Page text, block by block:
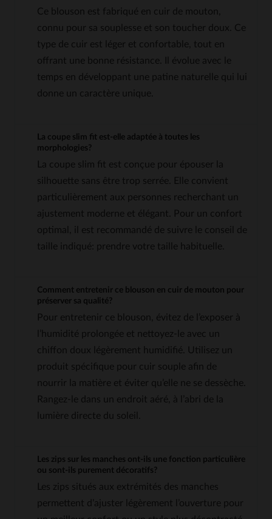
Ce blouson est fabriqué en cuir de mouton,
connu pour sa souplesse et son toucher doux. Ce
type de cuir est léger et confortable, tout en
offrant une bonne résistance. Il évolue avec le
temps en développant une patine naturelle qui lui
donne un caractère unique.
La coupe slim fit est-elle adaptée à toutes les
morphologies?
La coupe slim fit est conçue pour épouser la
silhouette sans être trop serrée. Elle convient
particulièrement aux personnes recherchant un
ajustement moderne et élégant. Pour un confort
optimal, il est recommandé de suivre le conseil de
taille indiqué: prendre votre taille habituelle.
Comment entretenir ce blouson en cuir de mouton pour
préserver sa qualité?
Pour entretenir ce blouson, évitez de l’exposer à
l’humidité prolongée et nettoyez-le avec un
chiffon doux légèrement humidifié. Utilisez un
produit spécifique pour cuir souple afin de
nourrir la matière et éviter qu’elle ne se dessèche.
Rangez-le dans un endroit aéré, à l’abri de la
lumière directe du soleil.
Les zips sur les manches ont-ils une fonction particulière
ou sont-ils purement décoratifs?
Les zips situés aux extrémités des manches
permettent d’ajuster légèrement l’ouverture pour